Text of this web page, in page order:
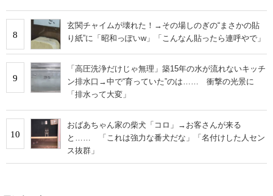
8
玄関チャイムが壊れた！→その場しのぎの“まさかの貼
り紙”に「昭和っぽいw」「こんなん貼ったら連呼やで」
9
「高圧洗浄だけじゃ無理」築15年の水が流れないキッチ
ン排水口→中で“育っていた”のは…… 衝撃の光景に
「排水って大変」
10
おばあちゃん家の柴犬「コロ」→お客さんが来る
と…… 「これは強力な番犬だな」「名付けした人セン
ス抜群」